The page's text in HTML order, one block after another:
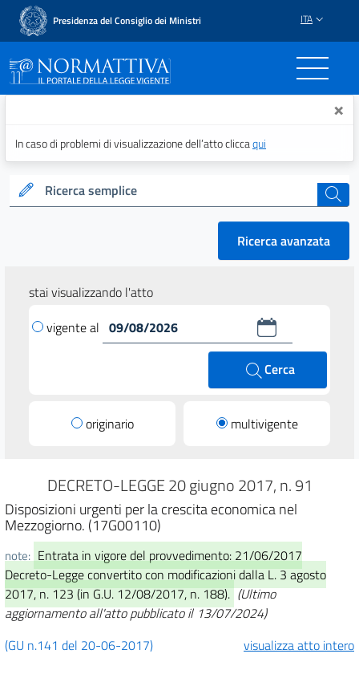
Presidenza del Consiglio dei Ministri ITA
Normattiva - Il portale ×
In caso di problemi di visualizzazione dell’atto cliccaqui
Ricerca semplice cerca
Ricerca avanzata
stai visualizzando l'atto
vigente al
Cerca
originario multivigente
DECRETO-LEGGE 20 giugno 2017, n. 91
Disposizioni urgenti per la crescita economica nel
Mezzogiorno. (17G00110)
note: Entrata in vigore del provvedimento: 21/06/2017
Decreto-Legge convertito con modificazioni dalla L. 3 agosto
2017, n. 123 (in G.U. 12/08/2017, n. 188). (Ultimo
aggiornamento all'atto pubblicato il 13/07/2024)
(GU n.141 del 20-06-2017)
visualizza atto intero